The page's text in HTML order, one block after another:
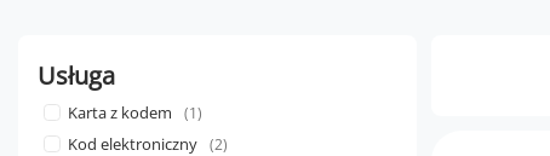
Usługa
Karta z kodem 1
Kod elektroniczny 2